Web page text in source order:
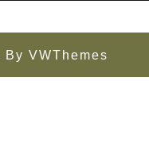
By VWThemes